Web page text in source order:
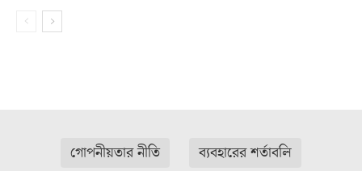
গোপনীয়তার নীতি
ব্যবহারের শর্তাবলি